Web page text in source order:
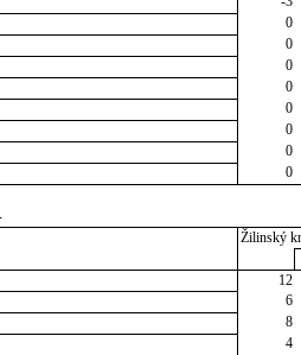
0
0
0
0
0
0
0
0
Žilinský
12
6
8
4